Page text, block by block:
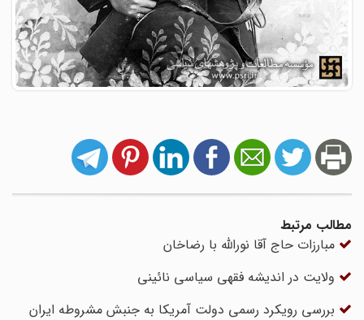
مطالب مرتبط
مبارزات حاج ‏آقا نورالله با رضاخان
ولایت در اندیشه فقهی سیاسی نائینی
بررسی رویکرد رسمی دولت آمریکا به جنبش مشروطه ایران